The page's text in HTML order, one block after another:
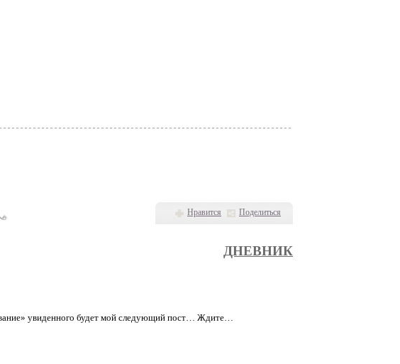
Нравится Поделиться
ДНЕВНИК
увиденного будет мой следующий пост… Ждите…